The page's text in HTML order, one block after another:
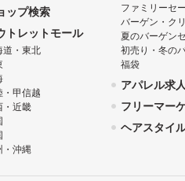
ップ検索
トレットモール
道・東北
・甲信越
・近畿
・沖縄
ファミリーセ
バーゲン・ク
夏のバーゲン
初売り・冬の
福袋
アパレル求
フリーマー
ヘアスタイ